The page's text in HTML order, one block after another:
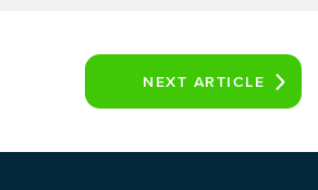
NEXT ARTICLE